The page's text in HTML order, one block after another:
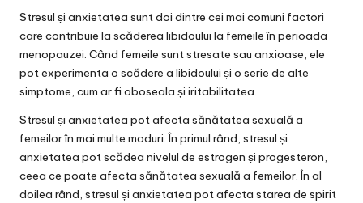
Stresul și anxietatea sunt doi dintre cei mai comuni factori
care contribuie la scăderea libidoului la femeile în perioada
menopauzei. Când femeile sunt stresate sau anxioase, ele
pot experimenta o scădere a libidoului și o serie de alte
simptome, cum ar fi oboseala și iritabilitatea.
Stresul și anxietatea pot afecta sănătatea sexuală a
femeilor în mai multe moduri. În primul rând, stresul și
anxietatea pot scădea nivelul de estrogen și progesteron,
ceea ce poate afecta sănătatea sexuală a femeilor. În al
doilea rând, stresul și anxietatea pot afecta starea de spirit